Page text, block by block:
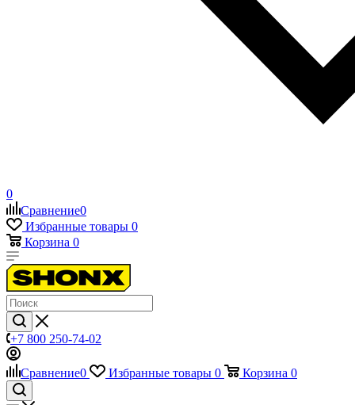
0
Сравнение0
Избранные товары 0
Корзина 0
+7 800 250-74-02
Сравнение0 Избранные товары 0 Корзина 0